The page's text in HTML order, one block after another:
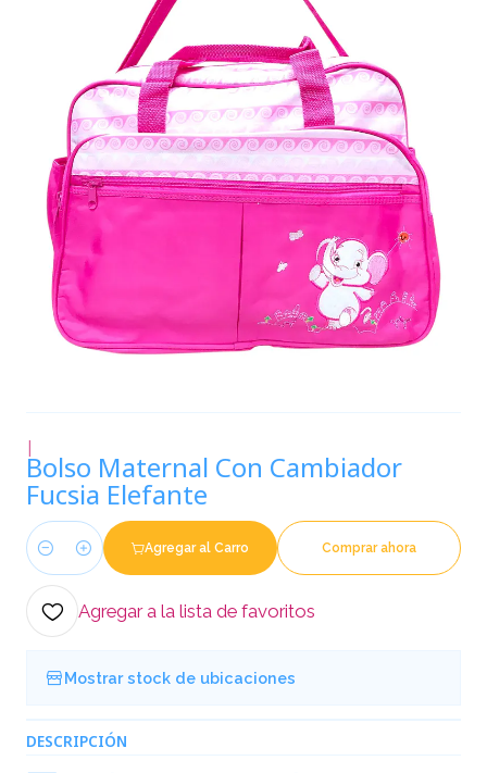
|
Bolso Maternal Con Cambiador
Fucsia Elefante
Cantidad
Agregar al Carro Comprar ahora
Agregar a la lista de favoritos
Mostrar stock de ubicaciones
DESCRIPCIÓN